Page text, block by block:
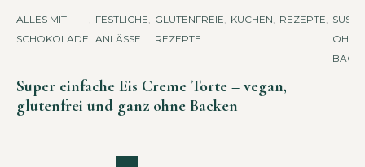
ALLES MIT
SCHOKOLADE
, FESTLICHE
ANLÄSSE
, GLUTENFREIE
REZEPTE
, KUCHEN, REZEPTE, SÜSSES
HNE B
Super einfache Eis Creme Torte – vegan,
glutenfrei und ganz ohne Backen